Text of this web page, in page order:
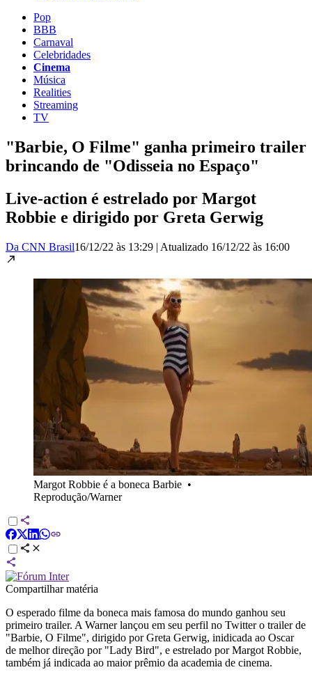
Pop
BBB
Carnaval
Celebridades
Cinema
Música
Realities
Streaming
TV
"Barbie, O Filme" ganha primeiro trailer
brincando de "Odisseia no Espaço"
Live-action é estrelado por Margot
Robbie e dirigido por Greta Gerwig
Da CNN Brasil16/12/22 às 13:29 | Atualizado 16/12/22 às 16:00
Margot Robbie é a boneca Barbie •
Reprodução/Warner
Compartilhar matéria
O esperado filme da boneca mais famosa do mundo ganhou seu
primeiro trailer. A Warner lançou em seu perfil no Twitter o trailer de
"Barbie, O Filme", dirigido por Greta Gerwig, inidicada ao Oscar
de melhor direção por "Lady Bird", e estrelado por Margot Robbie,
também já indicada ao maior prêmio da academia de cinema.